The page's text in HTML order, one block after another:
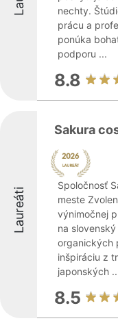
nechty.
prácu a
ponúka
podporu ...
8.8
Laureáti
Sakura
Spoločnosť
meste
výnimočnej
na
organických
inšpiráciu z
japonských
8.5